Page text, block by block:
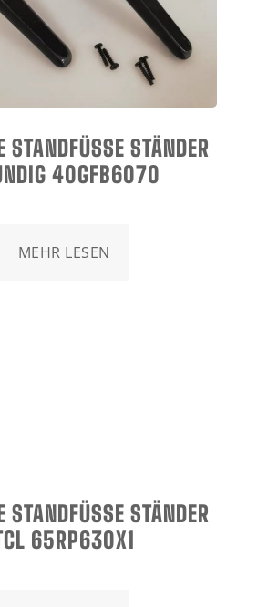
STÄNDER GR
40GFB6070
MEHR LESEN
STÄNDER TC
65RP630X1